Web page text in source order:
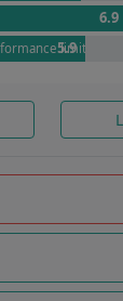
6.9
limitée
5.9